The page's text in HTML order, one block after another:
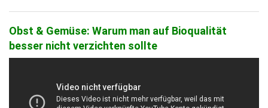
Obst & Gemüse: Warum man auf Bioqualität
besser nicht verzichten sollte